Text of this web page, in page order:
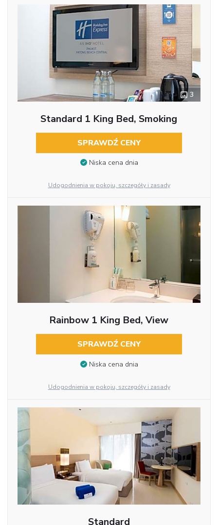
3
Standard 1 King Bed, Smoking
SPRAWDŹ CENY
Niska cena dnia
Udogodnienia w pokoju, szczegóły i zasady
Rainbow 1 King Bed, View
SPRAWDŹ CENY
Niska cena dnia
Udogodnienia w pokoju, szczegóły i zasady
Standard